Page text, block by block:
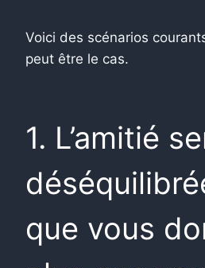
Voici des scénarios
peut être le cas.
1. L’amitié
que vous